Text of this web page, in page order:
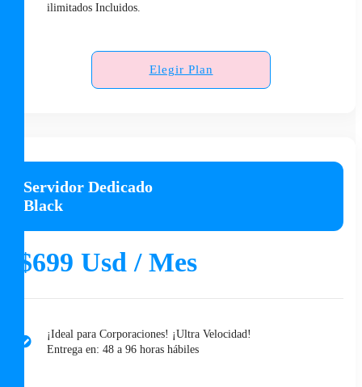
ilimitados Incluidos.
Elegir Plan
Servidor Dedicado
Black
$699 Usd / Mes
¡Ideal para Corporaciones! ¡Ultra Velocidad!
Entrega en: 48 a 96 horas hábiles